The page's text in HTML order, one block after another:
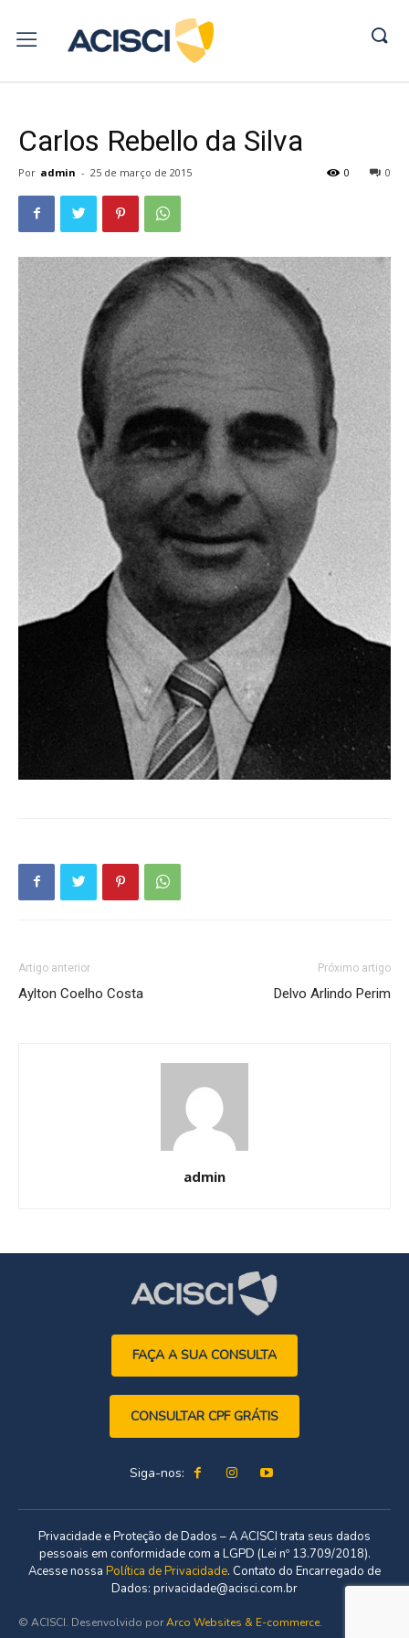
Carlos Rebello da Silva
Por admin - 25 de março de 2015 0
0
Artigo anterior
Aylton Coelho Costa
Próximo artigo
Delvo Arlindo Perim
admin
FAÇA A SUA CONSULTA
CONSULTAR CPF GRÁTIS
Siga-nos:
Privacidade e Proteção de Dados – A ACISCI trata seus dados
pessoais em conformidade com a LGPD (Lei nº 13.709/2018).
Acesse nossa Política de Privacidade. Contato do Encarregado de
Dados: privacidade@acisci.com.br
© ACISCI. Desenvolvido porArco Websites & E-commerce.